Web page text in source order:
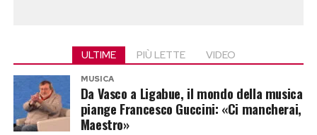
Tra chi invita alla prudenza c’è il professor
Francesco Maria Galassi, paleopatologo e
docente universitario, che segue da tempo gli
aspetti scientifici del caso. Secondo Galassi,
l’ipotesi di una nuova misurazione appare poco
ULTIME PIÙ LETTE VIDEO
MUSICA
Da Vasco a Ligabue, il mondo della musica
piange Francesco Guccini: «Ci mancherai,
Maestro»